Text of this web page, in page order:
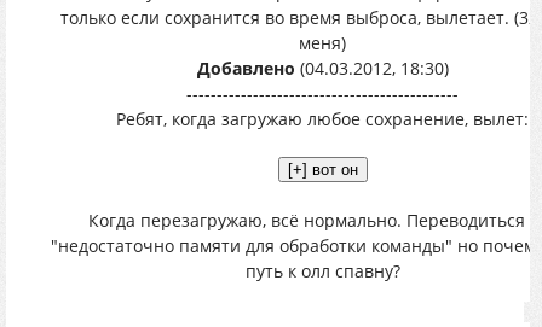
только если сохранится во время выброса, вылетает. (32
меня)
Добавлено (04.03.2012, 18:30)
---------------------------------------------
Ребят, когда загружаю любое сохранение, вылет:
Когда перезагружаю, всё нормально. Переводиться
"недостаточно памяти для обработки команды" но
путь к олл спавну?